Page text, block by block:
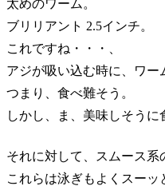
太めのワーム。
ブリリアント 2.5インチ。
これですね・・・、
アジが吸い込む時に、ワー
つまり、食べ難そう。
しかし、ま、美味しそうに
それに対して、スムース系
これらは泳ぎもよくスーッ